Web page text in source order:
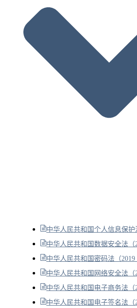
中华人民共和国个人信息保护
中华人民共和国数据安全法（
中华人民共和国密码法（2019
中华人民共和国网络安全法（
中华人民共和国电子商务法（
中华人民共和国电子签名法（